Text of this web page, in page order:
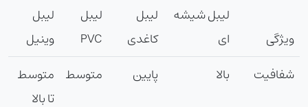
ویژگی
لیبل شیشه
ای
لیبل
کاغدی
لیبل
PVC
لیبل
وینیل
شفافیت
بالا پایین متوسط متوسط
تا بالا